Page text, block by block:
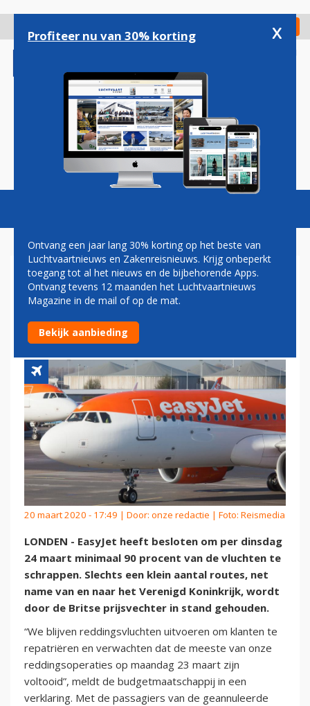
gaan
Check in
Magazine Podcasts Vacatures
EASYJET SCHRAPT MEER DAN
90 PROCENT VAN DE
VLUCHTEN
20 maart 2020 - 17:49 | Door: onze redactie | Foto: Reismedia
LONDEN - EasyJet heeft besloten om per dinsdag
24 maart minimaal 90 procent van de vluchten te
schrappen. Slechts een klein aantal routes, net
name van en naar het Verenigd Koninkrijk, wordt
door de Britse prijsvechter in stand gehouden.
“We blijven reddingsvluchten uitvoeren om klanten te
repatriëren en verwachten dat de meeste van onze
reddingsoperaties op maandag 23 maart zijn
voltooid”, meldt de budgetmaatschappij in een
verklaring. Met de passagiers van de geannuleerde
Profiteer nu van 30% korting x
Ontvang een jaar lang 30% korting op het beste van
Luchtvaartnieuws en Zakenreisnieuws. Krijg onbeperkt
toegang tot al het nieuws en de bijbehorende Apps.
Ontvang tevens 12 maanden het Luchtvaartnieuws
Magazine in de mail of op de mat.
Bekijk aanbieding